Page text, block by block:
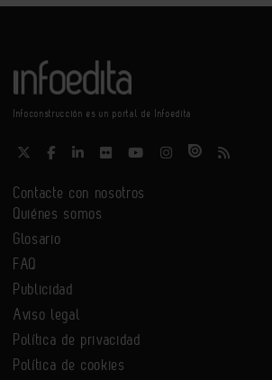
Infoconstrucción es un portal de Infoedita
Contacte con nosotros
Quiénes somos
Glosario
FAQ
Publicidad
Aviso legal
Política de privacidad
Política de cookies